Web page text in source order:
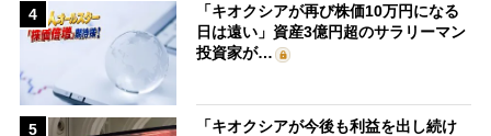
4
「キオクシアが再び株価10万円になる
日は遠い」資産3億円超のサラリーマン
投資家が…
5
「キオクシアが今後も利益を出し続け